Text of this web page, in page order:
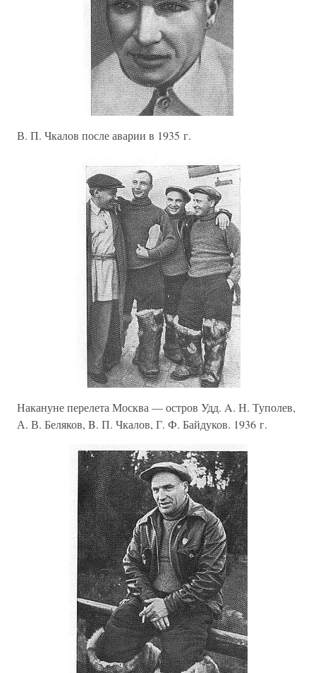
В. П. Чкалов после аварии в 1935 г.
Накануне перелета Москва — остров Удд. A. Н. Туполев,
А. В. Беляков, B. П. Чкалов, Г. Ф. Байдуков. 1936 г.